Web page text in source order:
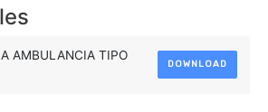
AMBULANCIA TIPO
DOWNLOAD